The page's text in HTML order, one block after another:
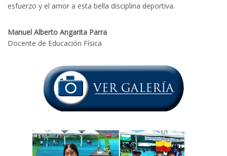
esfuerzo y el amor a esta bella disciplina deportiva.
Manuel Alberto Angarita Parra
Docente de Educación Física